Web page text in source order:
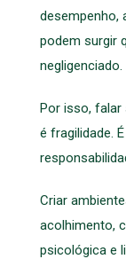
desempenho,
podem surgir
negligenciado.
Por isso, falar
é fragilidade.
Criar
acolhimento,
psicológica e